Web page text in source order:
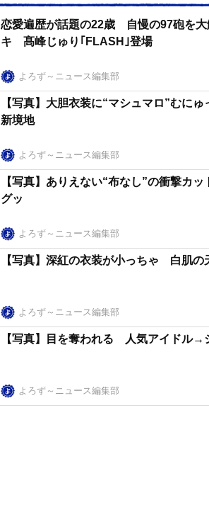
恋愛遍歴が話題の22歳 自慢の97砲を大
キ 髙峰じゅり｢FLASH｣登場
よろず～ニュース編集部
【写真】大胆衣装に“マシュマロ”むに
新境地
よろず～ニュース編集部
【写真】ありえない“布なし”の衝撃カ
グッ
よろず～ニュース編集部
【写真】深紅の衣装が小っちゃ 白肌の
よろず～ニュース編集部
【写真】目を奪われる 人気アイドル→
よろず～ニュース編集部